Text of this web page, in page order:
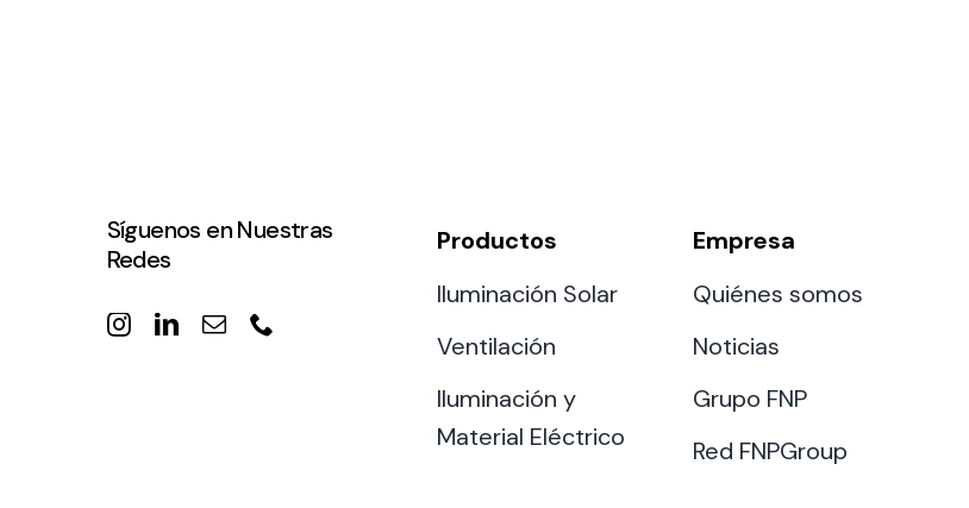
Síguenos en Nuestras
Redes
Productos
Iluminación Solar
Ventilación
Iluminación y
Material Eléctrico
Empresa
Quiénes somos
Noticias
Grupo FNP
Red FNPGroup